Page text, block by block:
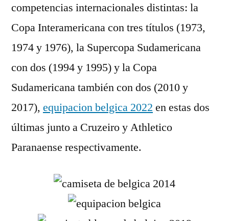
competencias internacionales distintas: la
Copa Interamericana con tres títulos (1973,
1974 y 1976), la Supercopa Sudamericana
con dos (1994 y 1995) y la Copa
Sudamericana también con dos (2010 y
2017), equipacion belgica 2022 en estas dos
últimas junto a Cruzeiro y Athletico
Paranaense respectivamente.